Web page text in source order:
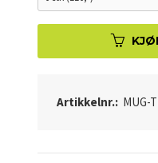
Artikkelnr.: MUG-